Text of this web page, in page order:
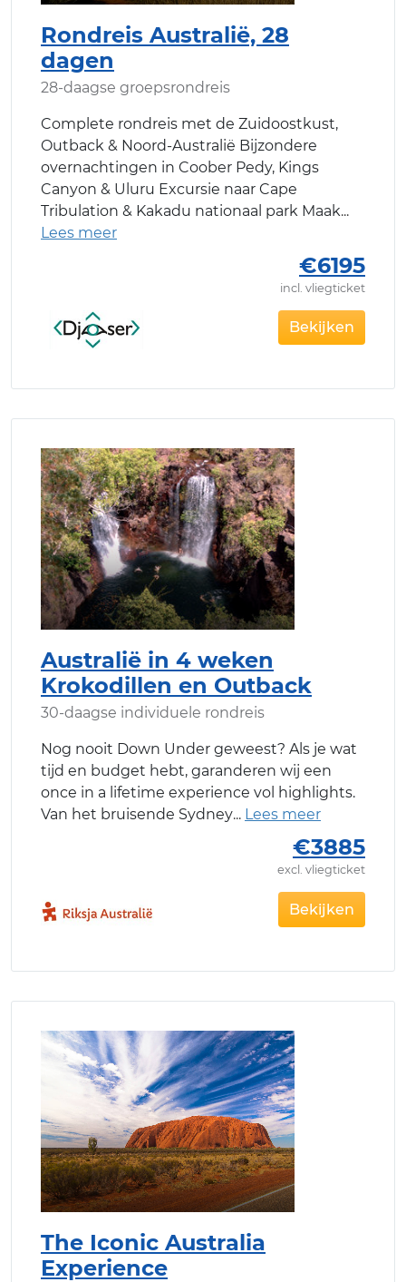
Rondreis Australië, 28
dagen
28-daagse groepsrondreis
Complete rondreis met de Zuidoostkust,
Outback & Noord-Australië Bijzondere
overnachtingen in Coober Pedy, Kings
Canyon & Uluru Excursie naar Cape
Tribulation & Kakadu nationaal park Maak
€6195
incl. vliegticket
Bekijken
Australië in 4 weken
Krokodillen en Outback
30-daagse individuele rondreis
Nog nooit Down Under geweest? Als je wat
tijd en budget hebt, garanderen wij een
once in a lifetime experience vol highlights.
Van het bruisende Sydney
€3885
excl. vliegticket
Bekijken
The Iconic Australia
Experience